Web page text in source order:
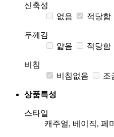
신축성
없음
적당함
두께감
얇음
적당함
비침
비침없음
조
상품특성
스타일
캐주얼, 베이직, 페